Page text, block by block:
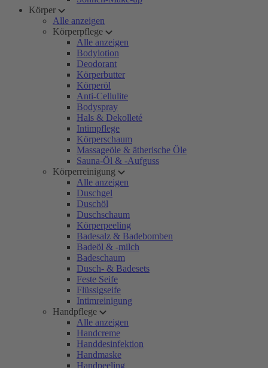
Körper
Alle anzeigen
Körperpflege
Alle anzeigen
Bodylotion
Deodorant
Körperbutter
Körperöl
Anti-Cellulite
Bodyspray
Hals & Dekolleté
Intimpflege
Körperschaum
Massageöle & ätherische Öle
Sauna-Öl & -Aufguss
Körperreinigung
Alle anzeigen
Duschgel
Duschöl
Duschschaum
Körperpeeling
Badesalz & Badebomben
Badeöl & -milch
Badeschaum
Dusch- & Badesets
Feste Seife
Flüssigseife
Intimreinigung
Handpflege
Alle anzeigen
Handcreme
Handdesinfektion
Handmaske
Handpeeling